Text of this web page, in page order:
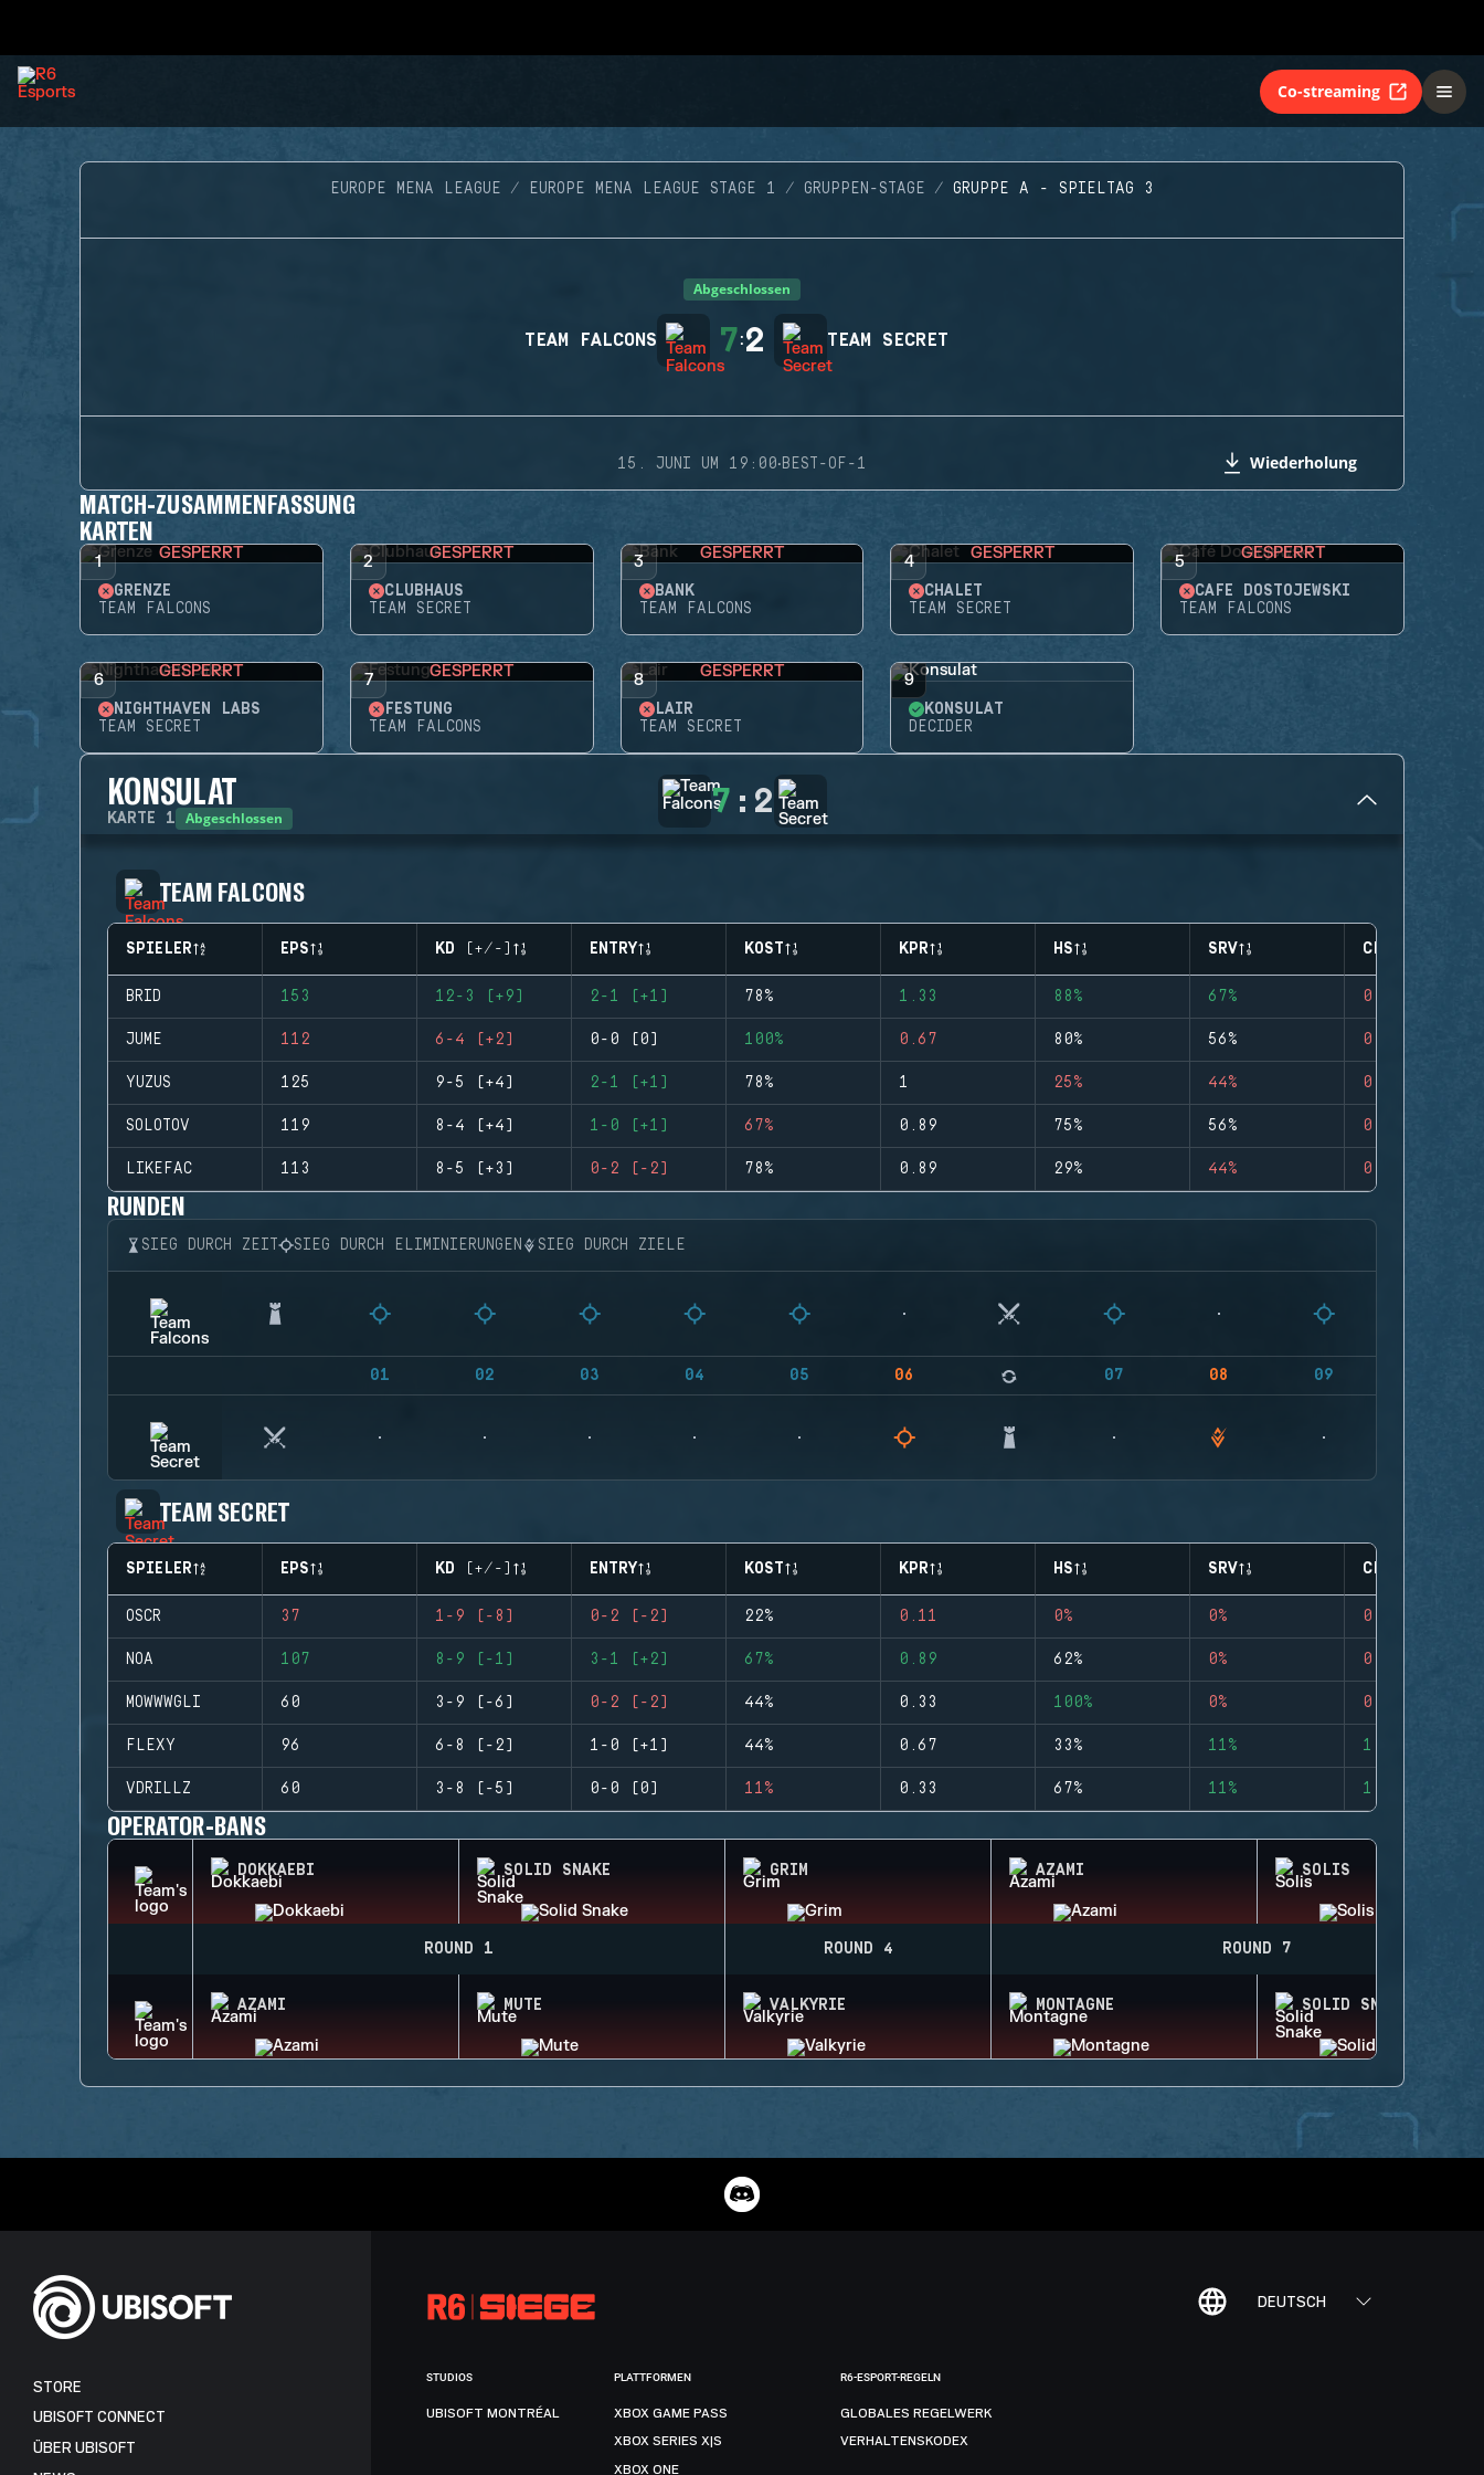
Co-streaming
EUROPE MENA LEAGUE EUROPE MENA LEAGUE STAGE 1 GRUPPEN-STAGE GRUPPE A - SPIELTAG 3
Abgeschlossen
TEAM FALCONS 7:2 TEAM SECRET
15. JUNI UM 19:00·BEST-OF-1 Wiederholung
MATCH-ZUSAMMENFASSUNG
KARTEN
1 GESPERRT
GRENZE
TEAM FALCONS
2 GESPERRT
CLUBHAUS
TEAM SECRET
3 GESPERRT
BANK
TEAM FALCONS
4 GESPERRT
CHALET
TEAM SECRET
5 GESPERRT
CAFÉ DOSTOJEWSKI
TEAM FALCONS
6 GESPERRT
NIGHTHAVEN LABS
TEAM SECRET
7 GESPERRT
FESTUNG
TEAM FALCONS
8 GESPERRT
LAIR
TEAM SECRET
9
KONSULAT
DECIDER
KONSULAT
KARTE 1 Abgeschlossen 7 : 2
TEAM FALCONS
SPIELER EPS KD (+/-) ENTRY KOST KPR HS SRV CLUTCHES
BRID 153 12-3 (+9) 2-1 (+1) 78% 1.33 88% 67% 0
JUME 112 6-4 (+2) 0-0 (0) 100% 0.67 80% 56% 0
YUZUS 125 9-5 (+4) 2-1 (+1) 78% 1 25% 44% 0
SOLOTOV 119 8-4 (+4) 1-0 (+1) 67% 0.89 75% 56% 0
LIKEFAC 113 8-5 (+3) 0-2 (-2) 78% 0.89 29% 44% 0
RUNDEN
SIEG DURCH ZEIT SIEG DURCH ELIMINIERUNGEN SIEG DURCH ZIELE
01 02 03 04 05 06 07 08 09
TEAM SECRET
SPIELER EPS KD (+/-) ENTRY KOST KPR HS SRV CLUTCHES
OSCR 37 1-9 (-8) 0-2 (-2) 22% 0.11 0% 0% 0
NOA 107 8-9 (-1) 3-1 (+2) 67% 0.89 62% 0% 0
MOWWWGLI 60 3-9 (-6) 0-2 (-2) 44% 0.33 100% 0% 0
FLEXY 96 6-8 (-2) 1-0 (+1) 44% 0.67 33% 11% 1
VDRILLZ 60 3-8 (-5) 0-0 (0) 11% 0.33 67% 11% 1
OPERATOR-BANS
DOKKAEBI SOLID SNAKE GRIM AZAMI SOLIS
ROUND 1 ROUND 4 ROUND 7
AZAMI MUTE VALKYRIE MONTAGNE SOLID SNAKE
DEUTSCH
STORE
UBISOFT CONNECT
ÜBER UBISOFT
STUDIOS
UBISOFT MONTRÉAL
PLATTFORMEN
XBOX GAME PASS
XBOX SERIES X|S
XBOX ONE
R6-ESPORT-REGELN
GLOBALES REGELWERK
VERHALTENSKODEX